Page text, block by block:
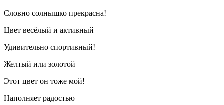
Словно солнышко прекрасна!
Цвет весёлый и активный
Удивительно спортивный!
Желтый или золотой
Этот цвет он тоже мой!
Наполняет радостью